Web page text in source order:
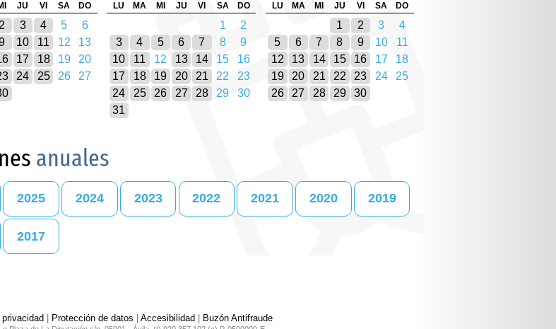
JU VI SA DO
2 3 4 5
6
10 11 12
13
17 18 19
20
24 25 26
27
LU MA MI JU VI SA DO
1
2
3
4 5 6 7 8
9
10
11 12 13 14 15
16
17
18 19 20 21 22
23
24
25 26 27 28 29
30
31
LU MA MI JU VI SA DO
1 2 3
4
5
6 7 8 9 10
11
12
13 14 15 16 17
18
19
20 21 22 23 24
25
26
27 28 29 30
anuales
2025 2024 2023 2022 2021 2020 2019
2017
| Protección de datos | Accesibilidad| Buzón Antifraude